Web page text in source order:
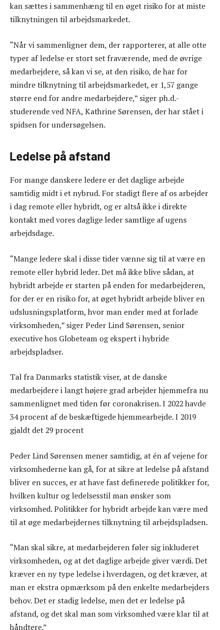
kan sættes i sammenhæng til en øget risiko for at miste
tilknytningen til arbejdsmarkedet.
“Når vi sammenligner dem, der rapporterer, at alle otte
typer af ledelse er stort set fraværende, med de øvrige
medarbejdere, så kan vi se, at den risiko, de har for
mindre tilknytning til arbejdsmarkedet, er 1,57 gange
større end for andre medarbejdere,” siger ph.d.-
studerende ved NFA, Kathrine Sørensen, der har stået i
spidsen for undersøgelsen.
Ledelse på afstand
For mange danskere ledere er det daglige arbejde
samtidig midt i et nybrud. For stadigt flere af os arbejder
i dag remote eller hybridt, og er altså ikke i direkte
kontakt med vores daglige leder samtlige af ugens
arbejdsdage.
“Mange ledere skal i disse tider vænne sig til at være en
remote eller hybrid leder. Det må ikke blive sådan, at
hybridt arbejde er starten på enden for medarbejderen,
for der er en risiko for, at øget hybridt arbejde bliver en
udslusningsplatform, hvor man ender med at forlade
virksomheden,” siger Peder Lind Sørensen, senior
executive hos Globeteam og ekspert i hybride
arbejdspladser.
Tal fra Danmarks statistik viser, at de danske
medarbejdere i langt højere grad arbejder hjemmefra nu
sammenlignet med tiden før coronakrisen. I 2022 havde
34 procent af de beskæftigede hjemmearbejde. I 2019
gjaldt det 29 procent
Peder Lind Sørensen mener samtidig, at én af vejene for
virksomhederne kan gå, for at sikre at ledelse på afstand
bliver en succes, er at have fast definerede politikker for,
hvilken kultur og ledelsesstil man ønsker som
virksomhed. Politikker for hybridt arbejde kan være med
til at øge medarbejdernes tilknytning til arbejdspladsen.
“Man skal sikre, at medarbejderen føler sig inkluderet
virksomheden, og at det daglige arbejde giver værdi. Det
kræver en ny type ledelse i hverdagen, og det kræver, at
man er ekstra opmærksom på den enkelte medarbejders
behov. Det er stadig ledelse, men det er ledelse på
afstand, og det skal man som virksomhed være klar til at
håndtere.”